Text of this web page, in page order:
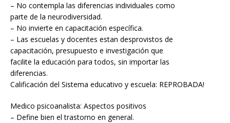
– No contempla las diferencias individuales como
parte de la neurodiversidad.
– No invierte en capacitación específica.
– Las escuelas y docentes estan desprovistos de
capacitación, presupuesto e investigación que
facilite la educación para todos, sin importar las
diferencias.
Calificación del Sistema educativo y escuela: REPROBADA!
Medico psicoanalista: Aspectos positivos
– Define bien el trastorno en general.